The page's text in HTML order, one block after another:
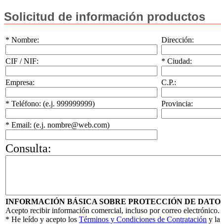
Solicitud de información productos
* Nombre: Dirección:
CIF / NIF: * Ciudad:
Empresa: C.P.:
* Teléfono: (e.j. 999999999) Provincia:
* Email: (e.j. nombre@web.com)
Consulta:
INFORMACIÓN BÁSICA SOBRE PROTECCIÓN DE
Acepto recibir información comercial, incluso por correo electrónico.
* He leído y acepto los Términos y Condiciones de Contratación y